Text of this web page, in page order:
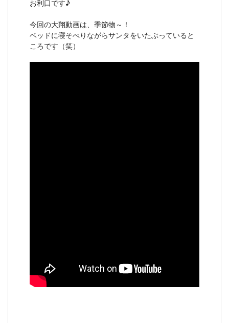
お利口です♪
今回の大翔動画は、季節物～！
ベッドに寝そべりながらサンタをいたぶっていると
ころです（笑）